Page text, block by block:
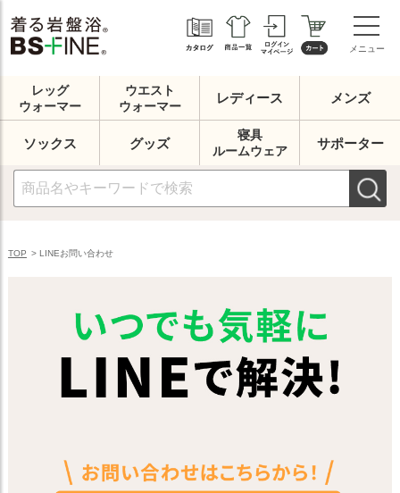
メニュー
レッグ
ウォーマー
ウエスト
ウォーマー
レディース メンズ
ソックス グッズ
寝具
ルームウェア
サポーター
TOP > LINEお問い合わせ